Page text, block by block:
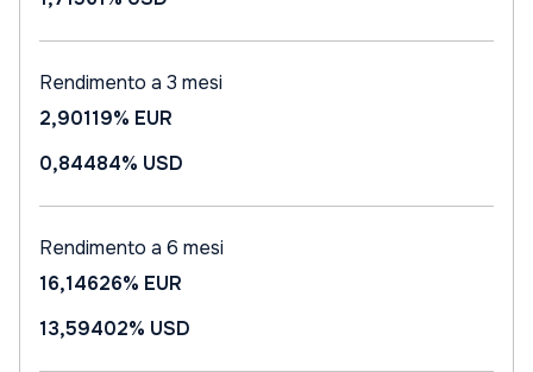
Rendimento a 3 mesi
2,90119% EUR
0,84484% USD
Rendimento a 6 mesi
16,14626% EUR
13,59402% USD